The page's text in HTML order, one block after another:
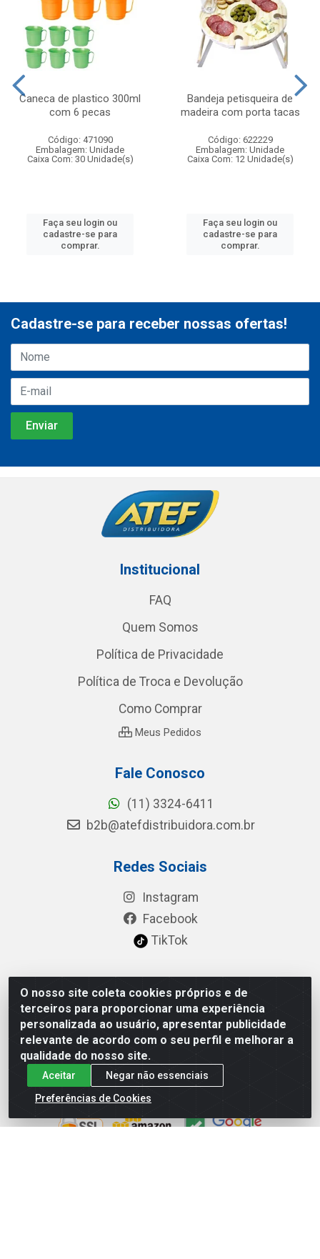
Caneca de plastico 300ml
com 6 pecas
Código: 471090
Embalagem: Unidade
Caixa Com: 30 Unidade(s)
Faça seu login ou
cadastre-se para
comprar.
Bandeja petisqueira de
madeira com porta tacas
Código: 622229
Embalagem: Unidade
Caixa Com: 12 Unidade(s)
Faça seu login ou
cadastre-se para
comprar.
O nosso site coleta cookies próprios e de
terceiros para proporcionar uma experiência
personalizada ao usuário, apresentar publicidade
relevante de acordo com o seu perfil e melhorar a
qualidade do nosso site.
Aceitar
Negar não essenciais
Preferências de Cookies
Cadastre-se para receber nossas ofertas!
Institucional
FAQ
Quem Somos
Política de Privacidade
Política de Troca e Devolução
Como Comprar
Meus Pedidos
Fale Conosco
(11) 3324-6411
b2b@atefdistribuidora.com.br
Redes Sociais
Instagram
Facebook
TikTok
Baixe já nosso APP
Site Seguro